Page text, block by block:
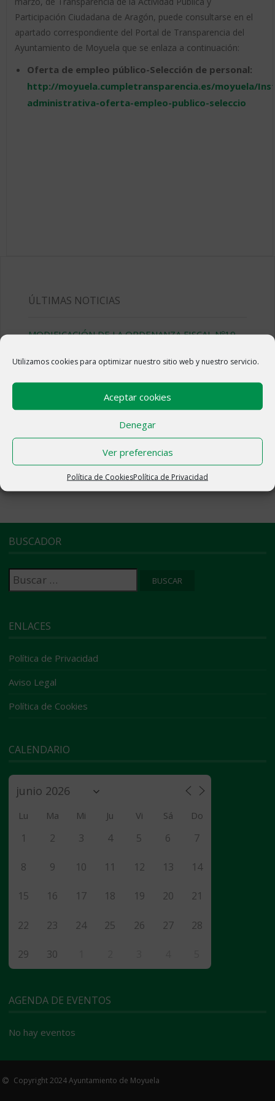
Utilizamos cookies para optimizar nuestro sitio web y nuestro servicio.
Aceptar cookies
Denegar
Ver preferencias
Política de CookiesPolítica de Privacidad
Participación Ciudadana de Aragón, puede consultarse en el
apartado correspondiente del Portal de Transparencia del
Ayuntamiento de Moyuela que se enlaza a continuación:
Oferta de empleo público-Selección de personal:
http://moyuela.cumpletransparencia.es/moyuela/
administrativa-oferta-empleo-publico-seleccio
ÚLTIMAS NOTICIAS
MODIFICACIÓN DE LA ORDENANZA FISCAL Nº19,
INMUEBLES
Nueva web del municipio de Moyuela
15 septiembre, 2017
Ayuntamiento de Moyuela
15 septiembre, 2017
BUSCADOR
Buscar:
ENLACES
Política de Privacidad
Aviso Legal
Política de Cookies
CALENDARIO
Lu Ma Mi Ju Vi Sá Do
1 2 3 4 5 6 7
8 9 10 11 12 13 14
15 16 17 18 19 20 21
22 23 24 25 26 27 28
29 30
AGENDA DE EVENTOS
No hay eventos
Copyright 2024 Ayuntamiento de Moyuela